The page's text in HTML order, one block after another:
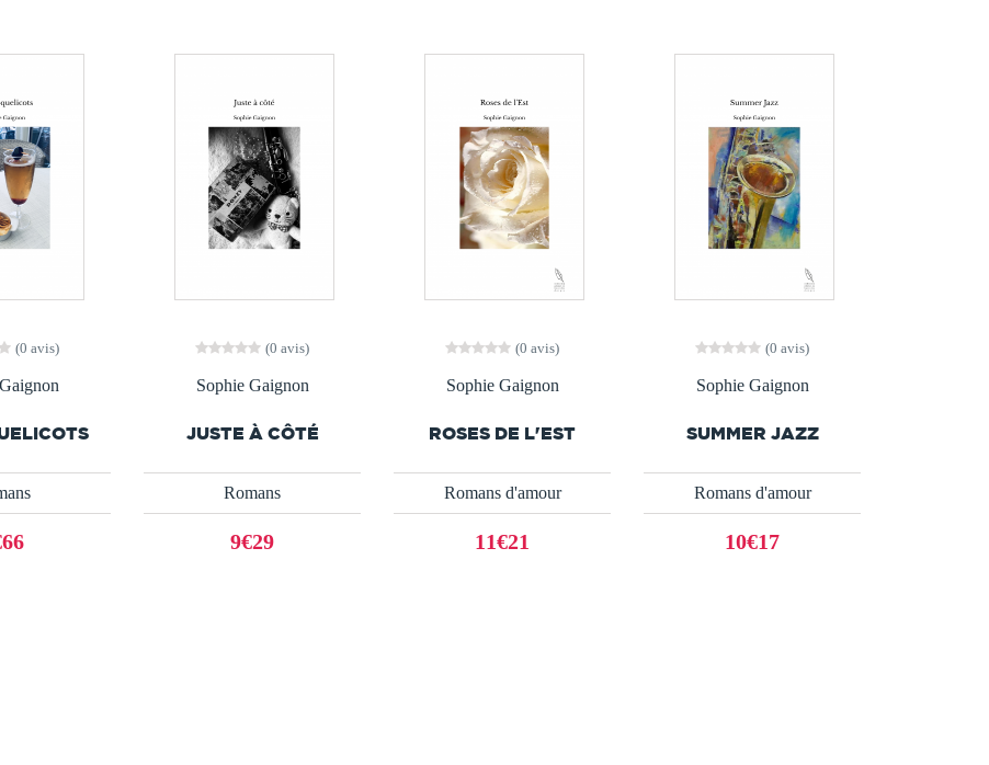
(0 avis) (0 avis)
Sophie Gaignon
JUSTE À CÔTÉ
Romans
9€29
(0 avis)
Sophie Gaignon
ROSES DE L'EST
Romans d'amour
11€21
(0 avis)
Sophie Gaignon
SUMMER JAZZ
Romans d'amour
10€17